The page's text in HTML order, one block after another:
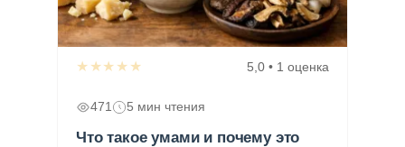
★★★★★ 5,0 • 1 оценка
471 5 мин чтения
Что такое умами и почему это